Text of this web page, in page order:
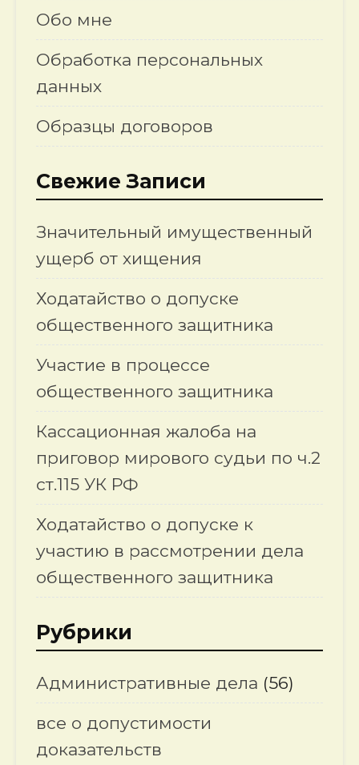
Обо мне
Обработка персональных
данных
Образцы договоров
Свежие Записи
Значительный имущественный
ущерб от хищения
Ходатайство о допуске
общественного защитника
Участие в процессе
общественного защитника
Кассационная жалоба на
приговор мирового судьи по ч.2
ст.115 УК РФ
Ходатайство о допуске к
участию в рассмотрении дела
общественного защитника
Рубрики
Административные дела (56)
все о допустимости
доказательств